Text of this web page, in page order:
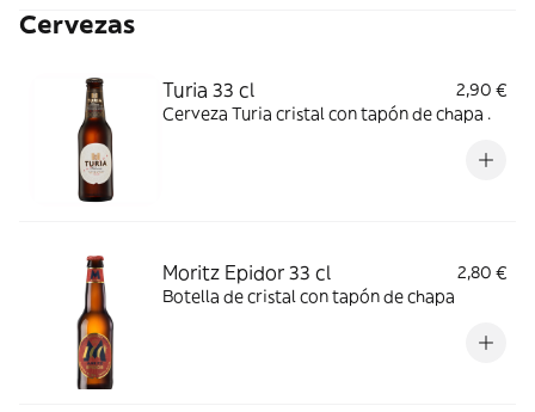
Cervezas
Turia 33 cl
2,90 €
Cerveza Turia cristal con tapón de chapa .
Moritz Epidor 33 cl
2,80 €
Botella de cristal con tapón de chapa